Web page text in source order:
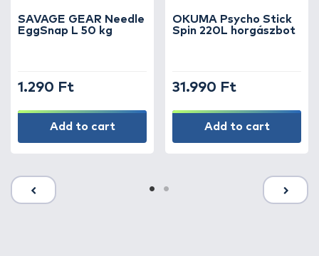
SAVAGE GEAR Needle
EggSnap L 50 kg
1.290 Ft
Add to cart
OKUMA Psycho Stick
Spin 220L horgászbot
31.990 Ft
Add to cart